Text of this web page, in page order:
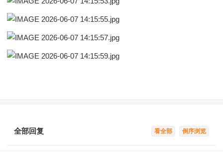
倒序浏览
看全部
全部回复